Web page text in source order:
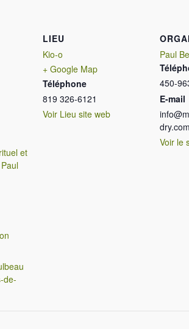
et
de-
LIEU
Kio-o
+ Google Map
Téléphone
819 326-6121
Voir Lieu site web
Paul
450-
E-mail
dry.com
Voir le